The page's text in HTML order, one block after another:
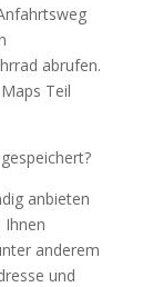
abrufen.
Teil
anbieten
anderem
und